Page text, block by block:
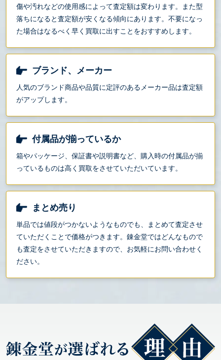
傷や汚れなどの使用感によって査定額は変わります。また型
落ちになると査定額が安くなる傾向にあります。不要になっ
た場合はなるべく早く買取に出すことをおすすめします。
ブランド、メーカー
人気のブランド商品や品質に定評のあるメーカー品は査定額
がアップします。
付属品が揃っているか
箱やパッケージ、保証書や説明書など、購入時の付属品が揃
っているものは高く買取をさせていただいています。
まとめ売り
単品では値段がつかないようなものでも、まとめて査定させ
ていただくことで価格がつきます。錬金堂ではどんなもので
も査定をさせていただきますので、お気軽にお問い合わせく
ださい。